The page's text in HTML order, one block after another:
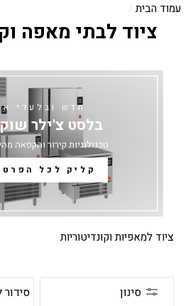
עמוד הבית /
ציוד לבתי מאפה
חדש ובלעדי
בלסט צ'ילר
טכנולוגיות קירור והקפאה
קליק לכל
ציוד למאפיות וקונדיטוריות
סינון
סידור
לפי